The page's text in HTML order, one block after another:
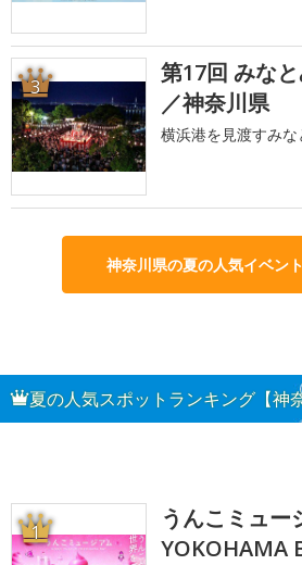
3
第17回 みな
／神奈川県
横浜港を見渡すみ
神奈川県の夏の人気イベン
夏の人気スポットランキング【神
1
うんこミュー
YOKOHAMA